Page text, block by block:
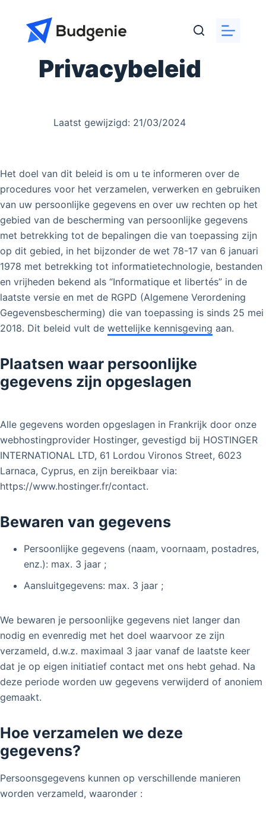
Privacybeleid
Laatst gewijzigd: 21/03/2024
Het doel van dit beleid is om u te informeren over de
procedures voor het verzamelen, verwerken en gebruiken
van uw persoonlijke gegevens en over uw rechten op het
gebied van de bescherming van persoonlijke gegevens
met betrekking tot de bepalingen die van toepassing zijn
op dit gebied, in het bijzonder de wet 78-17 van 6 januari
1978 met betrekking tot informatietechnologie, bestanden
en vrijheden bekend als “Informatique et libertés” in de
laatste versie en met de RGPD (Algemene Verordening
Gegevensbescherming) die van toepassing is sinds 25 mei
2018. Dit beleid vult de wettelijke kennisgeving aan.
Plaatsen waar persoonlijke
gegevens zijn opgeslagen
Alle gegevens worden opgeslagen in Frankrijk door onze
webhostingprovider Hostinger, gevestigd bij HOSTINGER
INTERNATIONAL LTD, 61 Lordou Vironos Street, 6023
Larnaca, Cyprus, en zijn bereikbaar via:
https://www.hostinger.fr/contact.
Bewaren van gegevens
Persoonlijke gegevens (naam, voornaam, postadres,
enz.): max. 3 jaar ;
Aansluitgegevens: max. 3 jaar ;
We bewaren je persoonlijke gegevens niet langer dan
nodig en evenredig met het doel waarvoor ze zijn
verzameld, d.w.z. maximaal 3 jaar vanaf de laatste keer
dat je op eigen initiatief contact met ons hebt gehad. Na
deze periode worden uw gegevens verwijderd of anoniem
gemaakt.
Hoe verzamelen we deze
gegevens?
Persoonsgegevens kunnen op verschillende manieren
worden verzameld, waaronder :